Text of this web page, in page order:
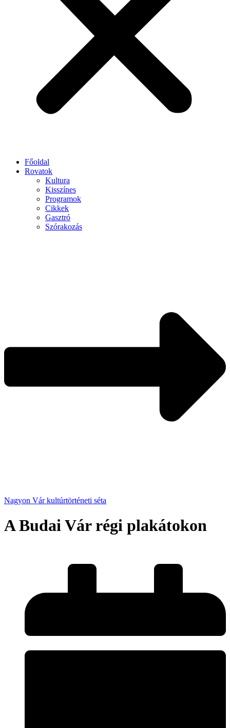
Főoldal
Rovatok
Kultura
Kisszínes
Programok
Cikkek
Gasztró
Szórakozás
Nagyon Vár kultúrtörténeti séta
A Budai Vár régi plakátokon